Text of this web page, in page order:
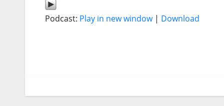
Podcast: Play in new window| Download